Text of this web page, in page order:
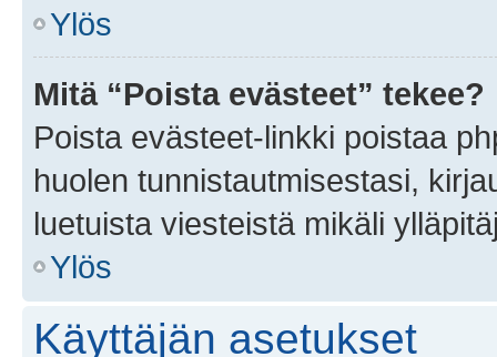
Ylös
Mitä “Poista evästeet” tekee?
Poista evästeet-linkki poistaa
huolen tunnistautmisestasi,
luetuista viesteistä mikäli
Ylös
Käyttäjän asetukset